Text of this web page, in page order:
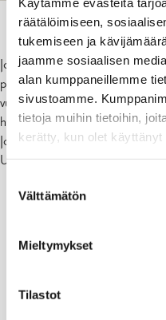
räätälöimiseen,
tukemiseen ja
jaamme sosiaalisen
alan kumppaneillemme
sivustoamme.
tietoja muihin tietoihin,
kerätty, kun olet käyttänyt
valinta
Välttämätön
Mieltymykset
Tilastot
Joulutervehdysten
perinteisesti lahjoittanut
vuonna, 2022, joulukorttirahat
hyväksi, jotka ovat etsineet
Joulukorttirahat, 1000 euroa
Ukrainahjälp-ryhmälle.